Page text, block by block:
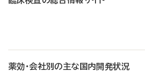
薬効・会社別の主な国内開発状況